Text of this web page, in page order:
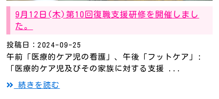
9月12日(木)第10回復職支援研修を開催しまし
た。
投稿日：2024-09-25
午前「医療的ケア児の看護」、午後「フットケア」:
「医療的ケア児及びその家族に対する支援 ...
続きを読む